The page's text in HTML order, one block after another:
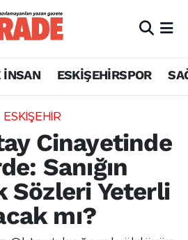
İNSAN ESKİŞEHİRSPOR
ESKİŞEHİR
Cinayetinde
Sanığın
Sözleri Yeterli
mı?